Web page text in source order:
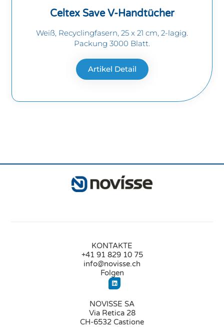
Celtex Save V-Handtücher
Weiß, Recyclingfasern, 25 x 21 cm, 2-lagig.
Packung 3000 Blatt.
Artikel Detail
KONTAKTE
+41 91 829 10 75
info@novisse.ch
Folgen
NOVISSE SA
Via Retica 28
CH-6532 Castione